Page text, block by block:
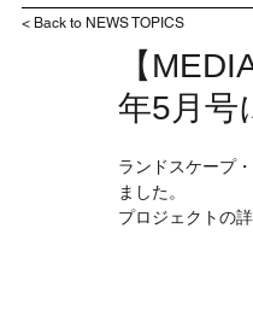
【
年5月号
ランドスケープ
ました。
プロジェクトの
< Back to NEWS TOPICS